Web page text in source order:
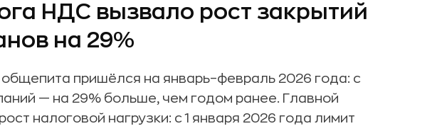
НДС вызвало рост закрытий
на 29%
пришёлся на январь–февраль 2026 года: с
— на 29% больше, чем годом ранее. Главной
налоговой нагрузки: с 1 января 2026 года лимит